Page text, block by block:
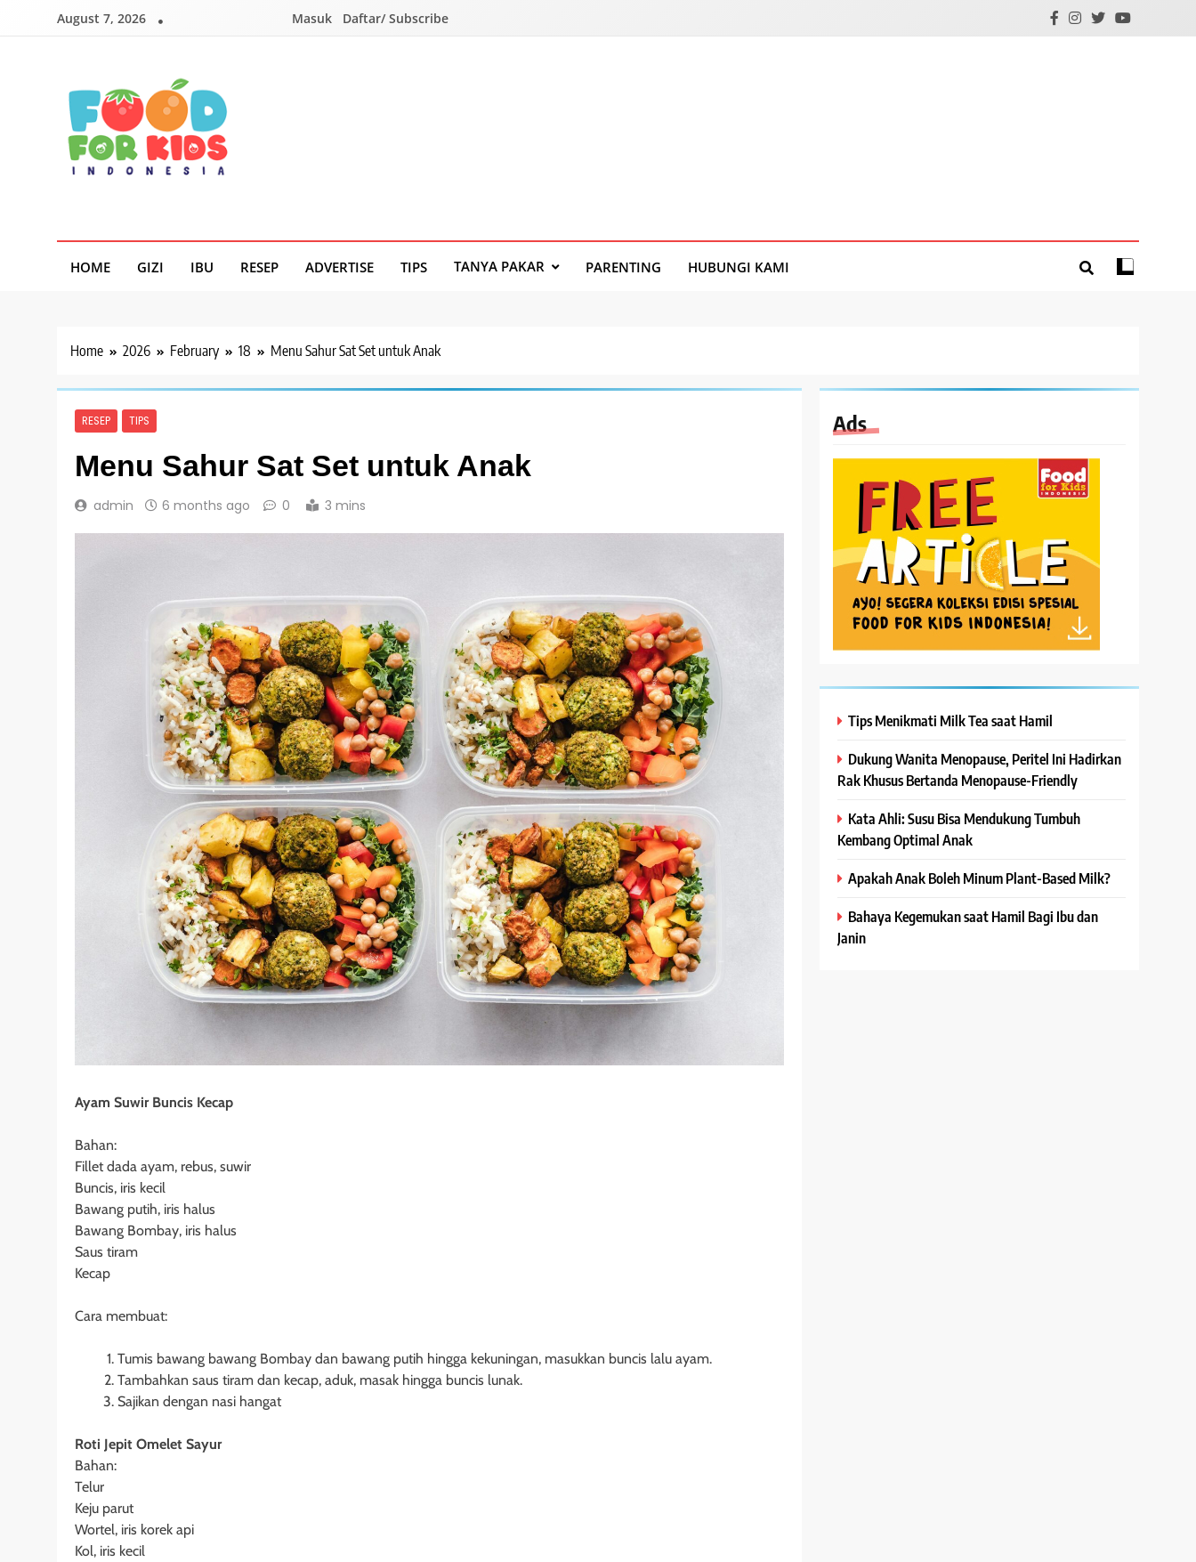
August 7, 2026 Masuk Daftar/ Subscribe
HOME GIZI IBU RESEP ADVERTISE TIPS TANYA PAKAR PARENTING HUBUNGI KAMI
Home 2026 February 18 Menu Sahur Sat Set untuk Anak
RESEP TIPS
Menu Sahur Sat Set untuk Anak
admin 6 months ago 0 3 mins
Ayam Suwir Buncis Kecap
Bahan:
Fillet dada ayam, rebus, suwir
Buncis, iris kecil
Bawang putih, iris halus
Bawang Bombay, iris halus
Saus tiram
Kecap
Cara membuat:
Tumis bawang bawang Bombay dan bawang putih hingga kekuningan, masukkan buncis lalu ayam.
Tambahkan saus tiram dan kecap, aduk, masak hingga buncis lunak.
Sajikan dengan nasi hangat
Roti Jepit Omelet Sayur
Bahan:
Telur
Keju parut
Wortel, iris korek api
Kol, iris kecil
Ads
Tips Menikmati Milk Tea saat Hamil
Dukung Wanita Menopause, Peritel Ini Hadirkan
Rak Khusus Bertanda Menopause-Friendly
Kata Ahli: Susu Bisa Mendukung Tumbuh
Kembang Optimal Anak
Apakah Anak Boleh Minum Plant-Based Milk?
Bahaya Kegemukan saat Hamil Bagi Ibu dan
Janin